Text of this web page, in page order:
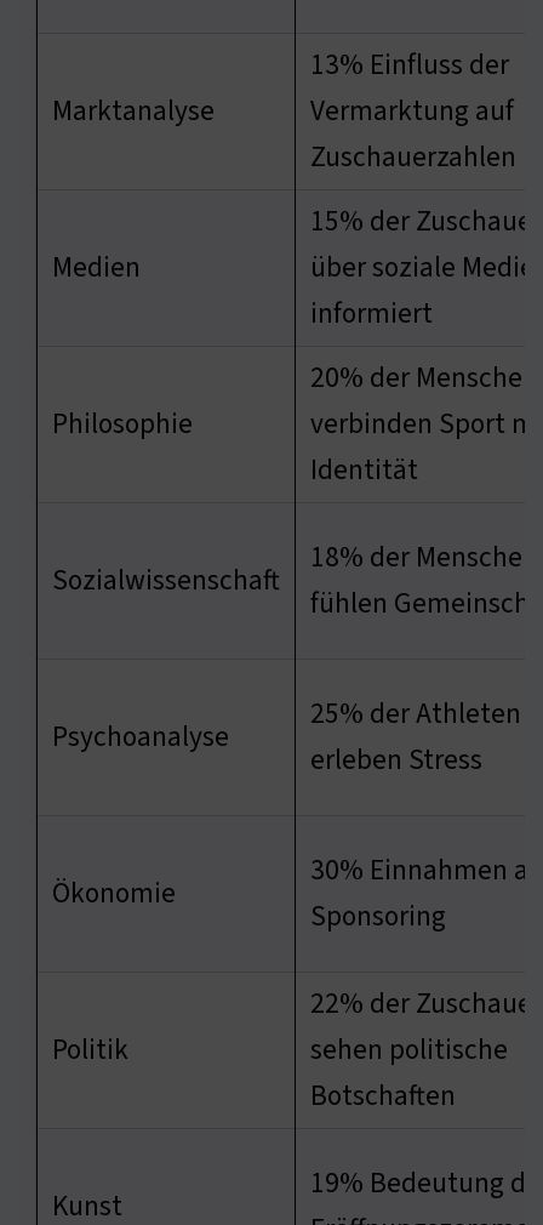
Marktanalyse
13% Einfluss der
Vermarktung auf
Zuschauerzahlen
Medien
15% der Zuschauer
über soziale
informiert
Philosophie
20% der Menschen
verbinden Sport
Identität
Sozialwissenschaft
18% der Menschen
fühlen
Psychoanalyse
25% der Athleten
erleben Stress
Ökonomie
30% Einnahmen
Sponsoring
Politik
22% der Zuschauer
sehen politische
Botschaften
Kunst
19% Bedeutung